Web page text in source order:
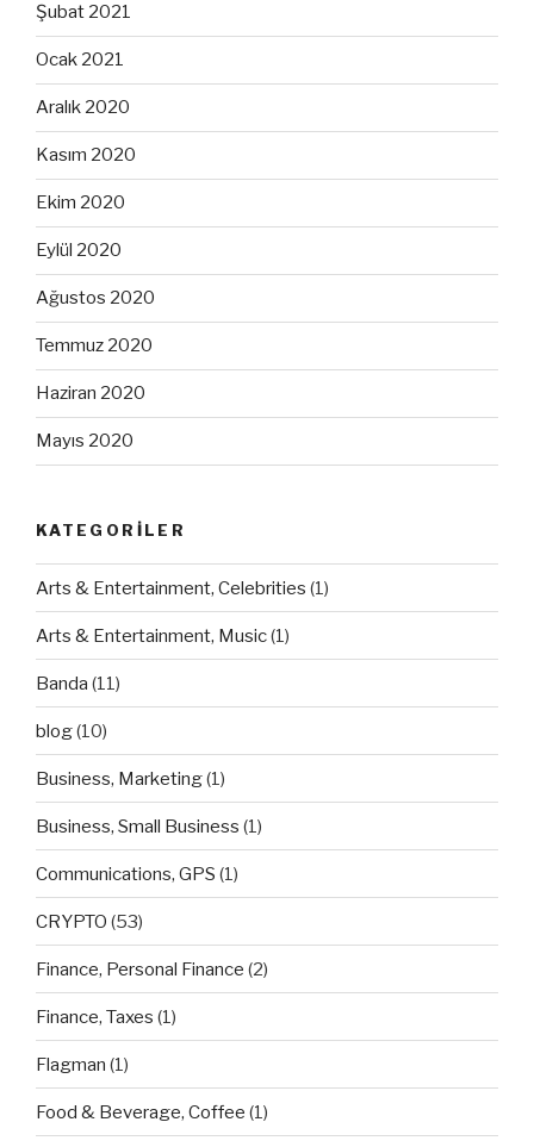
Şubat 2021
Ocak 2021
Aralık 2020
Kasım 2020
Ekim 2020
Eylül 2020
Ağustos 2020
Temmuz 2020
Haziran 2020
Mayıs 2020
KATEGORILER
Arts & Entertainment, Celebrities (1)
Arts & Entertainment, Music(1)
Banda (11)
blog(10)
Business, Marketing(1)
Business, Small Business (1)
Communications, GPS (1)
CRYPTO (53)
Finance, Personal Finance (2)
Finance, Taxes (1)
Flagman (1)
Food & Beverage, Coffee (1)